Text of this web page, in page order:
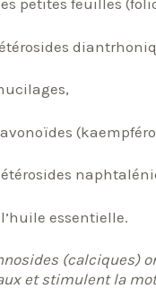
petites feuilles
essentielle.
(calciques)
et stimulent la